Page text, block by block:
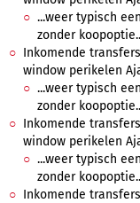
...weer typisch
zonder
Inkomende
window perikelen
...weer typisch
zonder
Inkomende
window perikelen
...weer typisch
zonder
Inkomende